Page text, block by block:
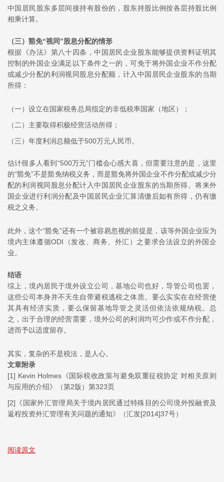
中国居民股东多层间接持有股份的，股东持股比例按各层持股比例
相乘计算。
（三） 豁免“视同”股息分配的情形
根据《办法》第八十四条，中国居民企业股东能够提供资料证明其
控制的外国企业满足以下条件之一的，可免于将外国企业不作分配
或减少分配的利润视同股息分配额，计入中国居民企业股东的当期
所得：
（一）设立在国家税务总局指定的非低税率国家（地区）；
（二）主要取得积极经营活动所得；
（三）年度利润总额低于500万元人民币。
估计很多人看到“500万元”门槛会心感大喜，但需要注意的是，这里
的“豁免”不是豁免纳税义务，而是豁免将外国企业不作分配或减少分
配的利润视同股息分配计入中国居民企业股东的当期所得。将来外
国企业进行利润分配及中国居民企业汇算清缴后如有所得，仍有缴
税之义务。
此外，这个“豁免”还有一个被容易忽视的前提是，该等外国企业应为
境内主体遵循ODI（发改、商务、外汇）之要求合法设立的外国企
业。
结语
综上，境内居民于境外设立公司，基地公司也好，导管公司也罢，
这些公司本身并不天生自带避税逃税之体质。要么实实在在经营使
其具有经济实质，要么保留基地导管之灵活但依法依规纳税。总
之，出于合理的经营需要，境外公司的利润均可少作或不作分配，
进而予以适度留存。
其实，复杂的不是税法，是人心。
文章附录
[1] Kevin Holmes《国际税收政策与避免双重征税协定 对相关原则
与应用的介绍》（第2版）第323页
[2]《国家外汇管理局关于境内居民通过特殊目的公司境外投融资及
返程投资外汇管理有关问题的通知》（汇发[2014]37号）
阅读原文